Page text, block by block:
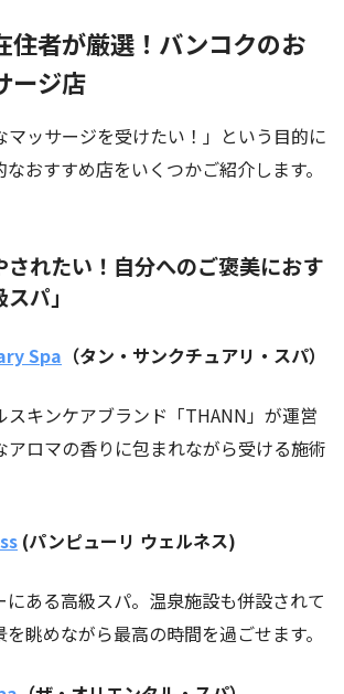
住者が厳選！バンコクのお
ージ店
マッサージを受けたい！」という目的に
おすすめ店をいくつかご紹介します。
されたい！自分へのご褒美におす
パ」
Spa （タン・サンクチュアリ・スパ）
スキンケアブランド「THANN」が運営
アロマの香りに包まれながら受ける施術
(パンピューリ ウェルネス)
にある高級スパ。温泉施設も併設されて
眺めながら最高の時間を過ごせます。